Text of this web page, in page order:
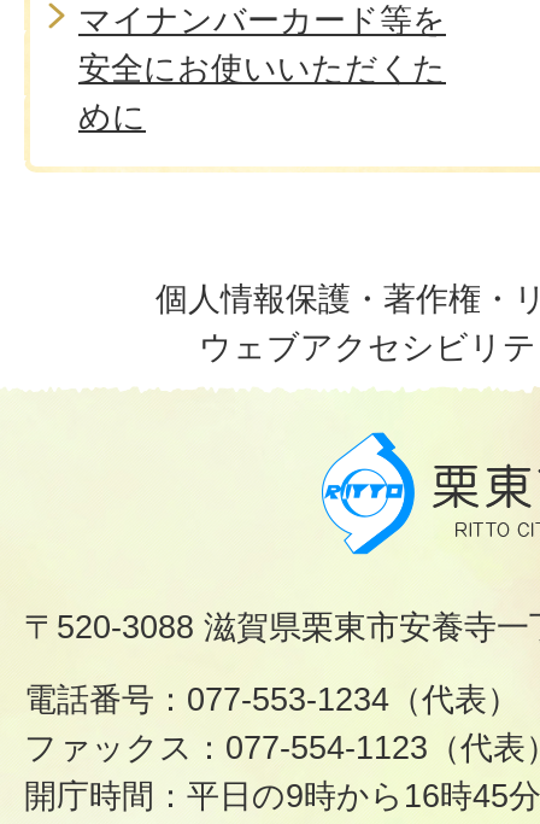
マイナンバーカード等を
安全にお使いいただくた
めに
個人情報保護・著作権・
ウェブアクセシビリ
〒520-3088 滋賀県栗東市安養寺
電話番号：077-553-1234（代表）
ファックス：077-554-1123（代表
開庁時間：平日の9時から16時45分